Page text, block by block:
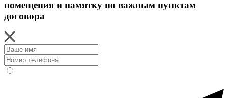
помещения и памятку по важным пунктам
договора